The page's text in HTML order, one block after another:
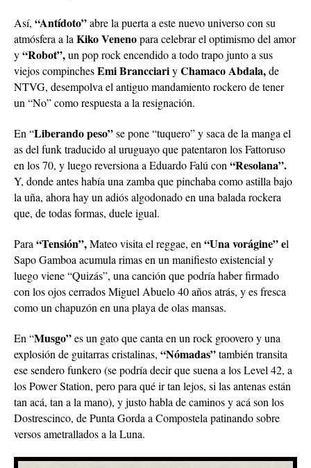
Así, “Antídoto”abre la puerta a este nuevo universo con su
atmósfera a la Kiko Venenopara celebrar el optimismo del amor
y“Robot”,un pop rock encendido a todo trapo junto a sus
viejos compinchesEmi BrancciariyChamaco Abdala,de
NTVG, desempolva el antiguo mandamiento rockero de tener
un “No” como respuesta a la resignación.
En “Liberando peso”se pone “tuquero” y saca de la manga el
as del funk traducido al uruguayo que patentaron los Fattoruso
en los 70, y luego reversiona a Eduardo Falú con “Resolana”.
Y, donde antes había una zamba que pinchaba como astilla bajo
la uña, ahora hay un adiós algodonado en una balada rockera
que, de todas formas, duele igual.
Para “Tensión”,Mateo visita el reggae, en “Una vorágine” el
Sapo Gamboa acumula rimas en un manifiesto existencial y
luego viene “Quizás”, una canción que podría haber firmado
con los ojos cerrados Miguel Abuelo 40 años atrás, y es fresca
como un chapuzón en una playa de olas mansas.
En “Musgo”es un gato que canta en un rock groovero y una
explosión de guitarras cristalinas, “Nómadas”también transita
ese sendero funkero (se podría decir que suena a los Level 42, a
los Power Station, pero para qué ir tan lejos, si las antenas están
tan acá, tan a la mano), y justo habla de caminos y acá son los
Dostrescinco, de Punta Gorda a Compostela patinando sobre
versos ametrallados a la Luna.